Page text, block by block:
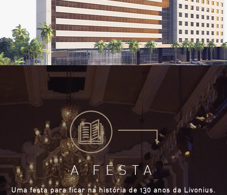
A FESTA
Uma festa para ficar na história de 130 anos da Livonius.